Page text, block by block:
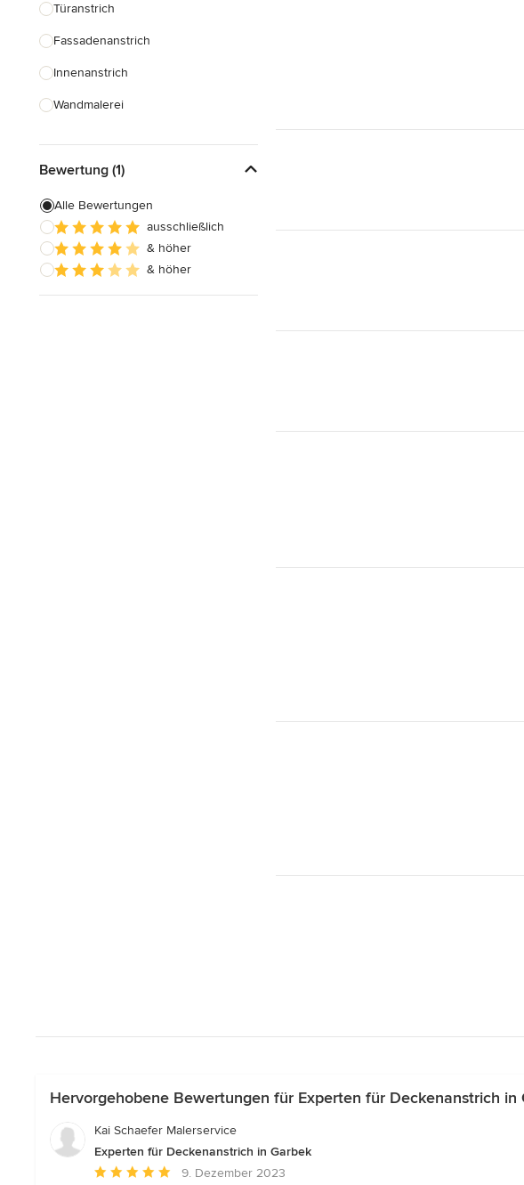
Türanstrich
Fassadenanstrich
Innenanstrich
Wandmalerei
Tapezierung
Alle anzeigen
Bewertung (1)
Alle Bewertungen
ausschließlich
& höher
& höher
Hervorgehobene Bewertungen für Experten für Deckenanstrich in
Kai Schaefer Malerservice
Experten für Deckenanstrich in Garbek
Durchschnittliche9. Dezember 2023